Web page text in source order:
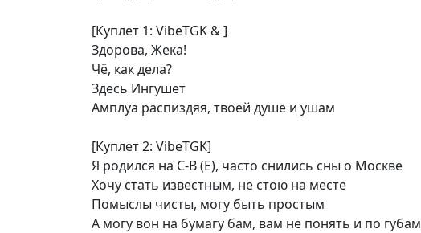
[Куплет 1: VibeTGK & ]
Здорова, Жека!
Чё, как дела?
Здесь Ингушет
Амплуа распиздяя, твоей душе и ушам
[Куплет 2: VibeTGK]
Я родился на С-В (Е), часто снились сны о Москве
Хочу стать известным, не стою на месте
Помыслы чисты, могу быть простым
А могу вон на бумагу бам, вам не понять и по губам